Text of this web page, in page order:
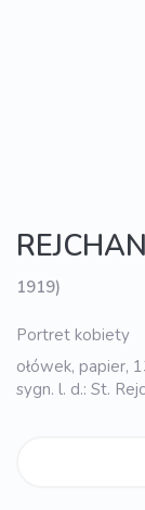
1919)
Portret kobiety
ołówek, papier,
sygn. l. d.: St.